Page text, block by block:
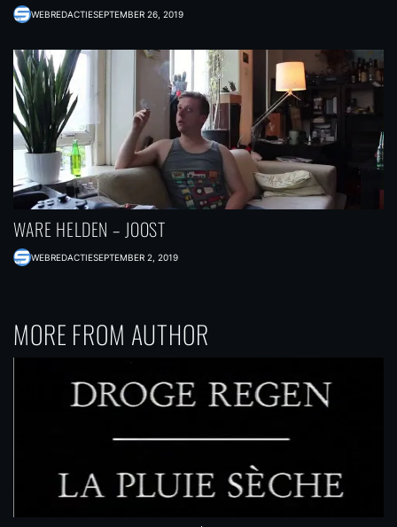
WEBREDACTIESEPTEMBER 26, 2019
WARE HELDEN – JOOST
WEBREDACTIESEPTEMBER 2, 2019
MORE FROM AUTHOR